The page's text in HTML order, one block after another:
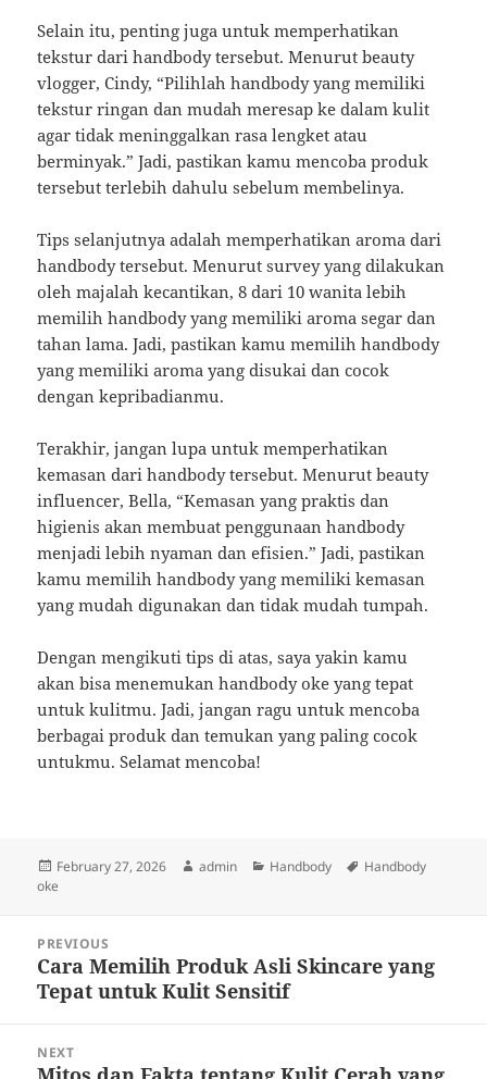
Selain itu, penting juga untuk memperhatikan
tekstur dari handbody tersebut. Menurut beauty
vlogger, Cindy, “Pilihlah handbody yang memiliki
tekstur ringan dan mudah meresap ke dalam kulit
agar tidak meninggalkan rasa lengket atau
berminyak.” Jadi, pastikan kamu mencoba produk
tersebut terlebih dahulu sebelum membelinya.
Tips selanjutnya adalah memperhatikan aroma dari
handbody tersebut. Menurut survey yang dilakukan
oleh majalah kecantikan, 8 dari 10 wanita lebih
memilih handbody yang memiliki aroma segar dan
tahan lama. Jadi, pastikan kamu memilih handbody
yang memiliki aroma yang disukai dan cocok
dengan kepribadianmu.
Terakhir, jangan lupa untuk memperhatikan
kemasan dari handbody tersebut. Menurut beauty
influencer, Bella, “Kemasan yang praktis dan
higienis akan membuat penggunaan handbody
menjadi lebih nyaman dan efisien.” Jadi, pastikan
kamu memilih handbody yang memiliki kemasan
yang mudah digunakan dan tidak mudah tumpah.
Dengan mengikuti tips di atas, saya yakin kamu
akan bisa menemukan handbody oke yang tepat
untuk kulitmu. Jadi, jangan ragu untuk mencoba
berbagai produk dan temukan yang paling cocok
untukmu. Selamat mencoba!
Posted
on
February 27, 2026 Author
admin Categories
Handbody Tags
Handbody
oke
navigation
PREVIOUS
Previous
post:
Cara Memilih Produk Asli Skincare yang
Tepat untuk Kulit Sensitif
NEXT
Next